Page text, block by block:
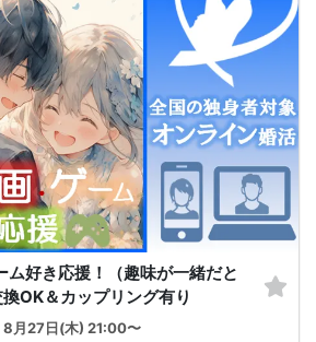
ム好き応援！（趣味が一緒だと
OK＆カップリング有り
8月27日(木) 21:00〜